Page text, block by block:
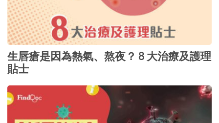
生唇瘡是因為熱氣、熬夜？ 8 大治療及護理
貼士